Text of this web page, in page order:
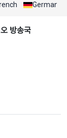
German
방송국